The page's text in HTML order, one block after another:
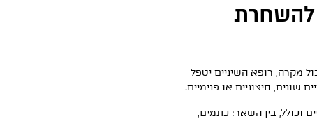
להשחרת
מקרה, רופא השיניים יטפל
שונים, חיצוניים או פנימיים.
וכולל, בין השאר: כתמים,